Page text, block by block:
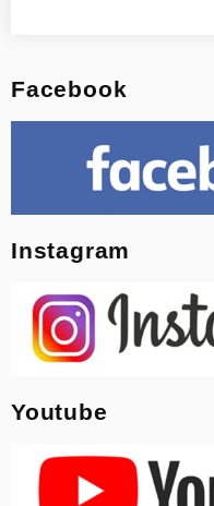
Facebook
Instagram
Youtube